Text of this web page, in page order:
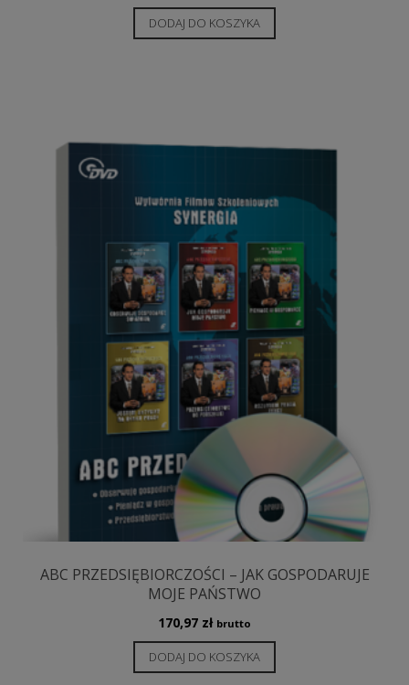
DODAJ DO KOSZYKA
ABC PRZEDSIĘBIORCZOŚCI – JAK GOSPODARUJE
MOJE PAŃSTWO
170,97 zł brutto
DODAJ DO KOSZYKA